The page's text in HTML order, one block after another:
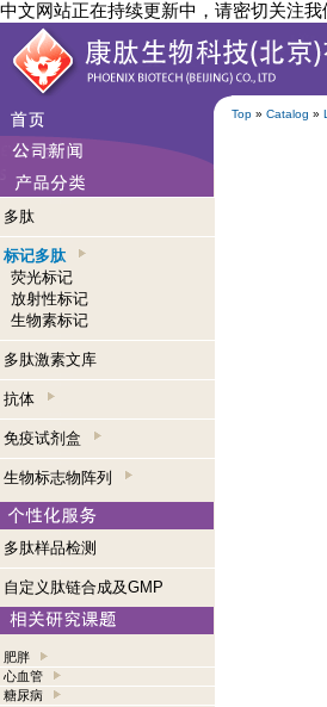
中文网站正在持续更新中，请密切关注
Top » Catalog »
多肽
标记多肽
荧光标记
放射性标记
生物素标记
多肽激素文库
抗体
免疫试剂盒
生物标志物阵列
多肽样品检测
自定义肽链合成及GMP
肥胖
心血管
糖尿病